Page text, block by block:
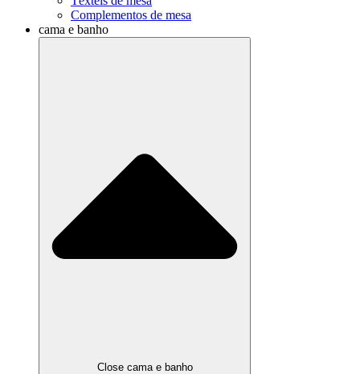
Complementos de mesa
cama e banho
Close cama e banho